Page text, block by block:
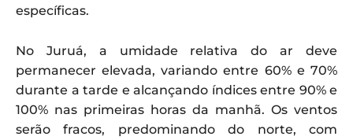
específicas.
No Juruá, a umidade relativa do ar deve
permanecer elevada, variando entre 60% e 70%
durante a tarde e alcançando índices entre 90% e
100% nas primeiras horas da manhã. Os ventos
serão fracos, predominando do norte, com